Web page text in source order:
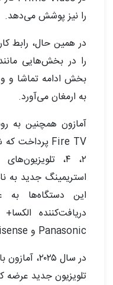
را نیز پوشش می‌دهد.
را در بخش‌هایی
بخش ادامه تماشا و
به ارمغان می‌آورد.
آمازون همچنین به
این دستگاه‌ها به
دریافت‌کننده
Panasonic و Hisense خواهند بود.